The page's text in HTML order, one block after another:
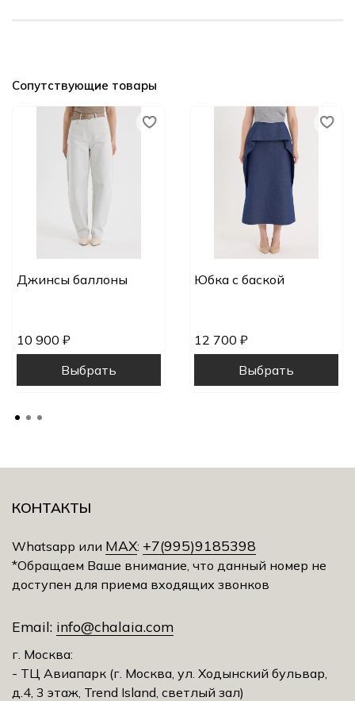
Сопутствующие товары
Джинсы баллоны
10 900 ₽
Выбрать
Юбка с баской
12 700 ₽
Выбрать
КОНТАКТЫ
Whatsapp или MAX: +7(995)9185398
*Обращаем Ваше внимание, что данный номер не
доступен для приема входящих звонков
Email: info@chalaia.com
г. Москва:
- ТЦ Авиапарк (г. Москва, ул. Ходынский бульвар,
д.4, 3 этаж, Trеnd Island, светлый зал)